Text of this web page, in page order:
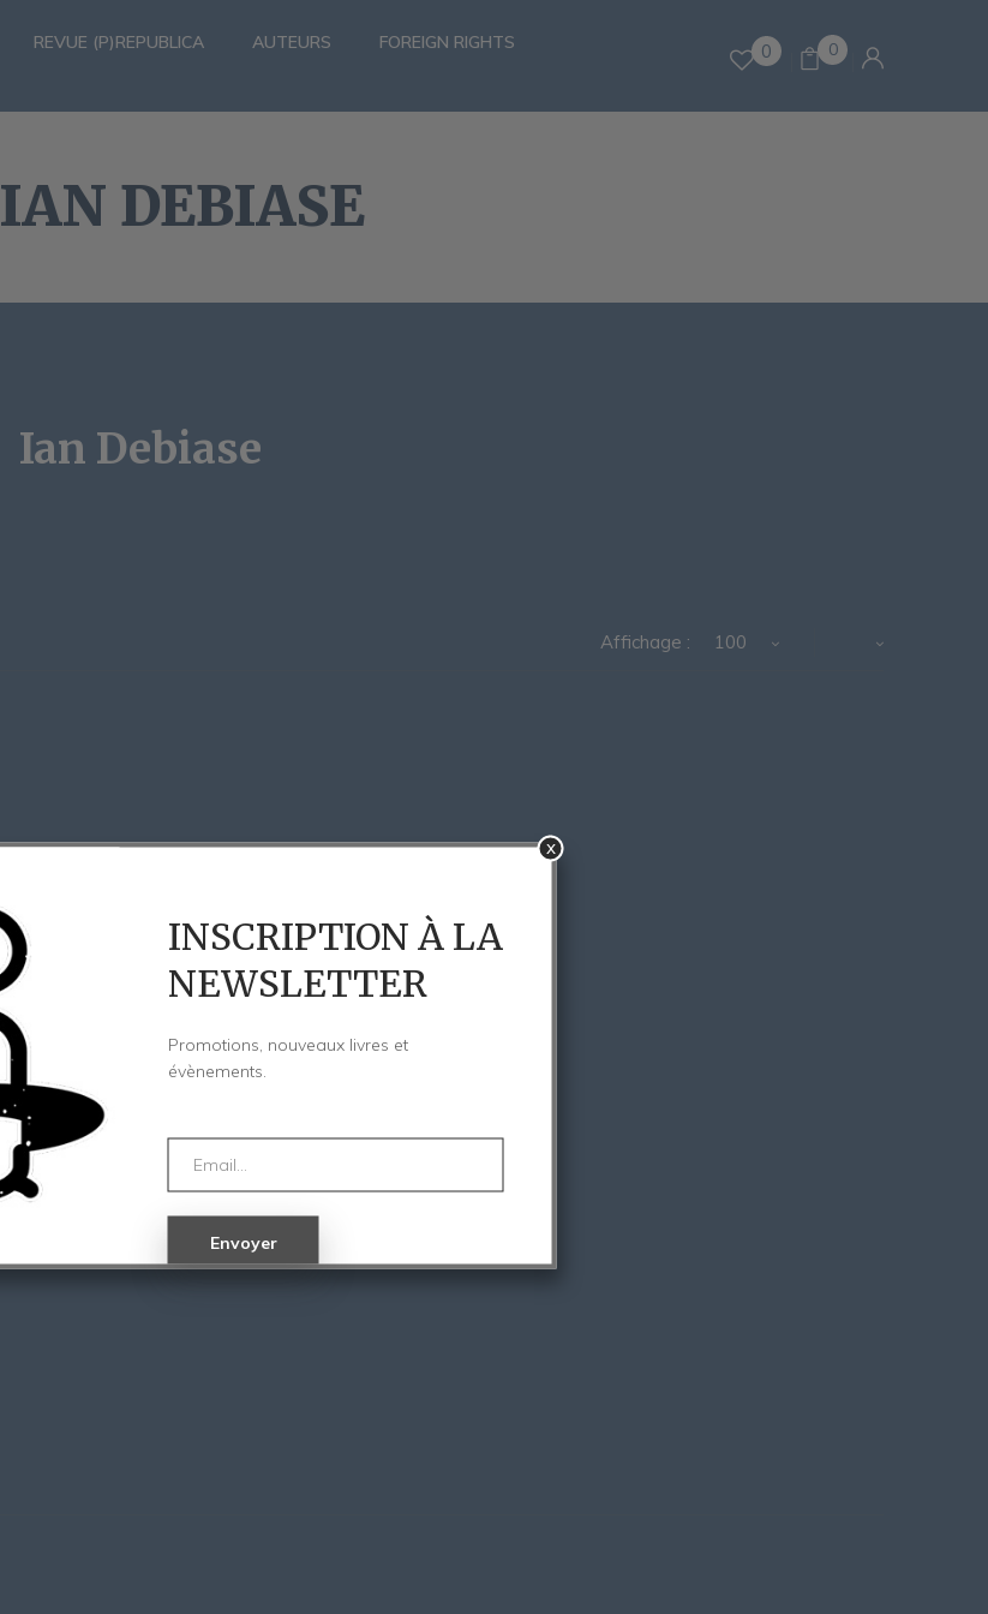
REVUE (P)REPUBLICA AUTEURS
FOREIGN RIGHTS
0 0
IAN DEBIASE
Ian Debiase
Affichage : 100
x
INSCRIPTION À LA
NEWSLETTER
Promotions, nouveaux livres et
évènements.